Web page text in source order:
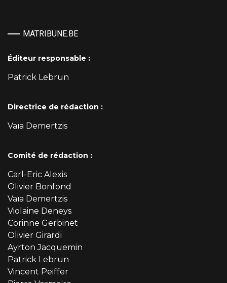
MATRIBUNE.BE
Éditeur responsable :
Patrick Lebrun
Directrice de rédaction :
Vaïa Demertzis
Comité de rédaction :
Carl-Eric Alexis
Olivier Bonfond
Vaïa Demertzis
Violaine Deneys
Corinne Gerbinet
Olivier Girardi
Ayrton Jacquemin
Patrick Lebrun
Vincent Peiffer